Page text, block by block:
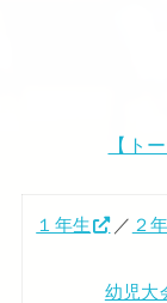
【ト
１年生 ／ ２
幼児大